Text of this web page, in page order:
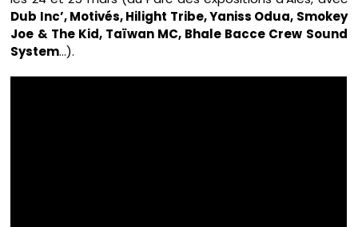
Dub Inc’, Motivés, Hilight Tribe, Yaniss Odua, Smokey
Joe & The Kid, Taïwan MC, Bhale Bacce Crew Sound
System…).